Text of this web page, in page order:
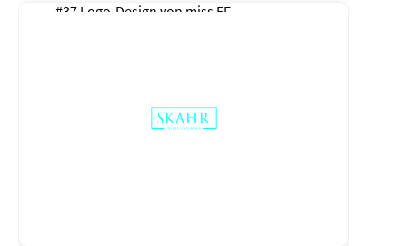
#37 Logo-Design von miss EF